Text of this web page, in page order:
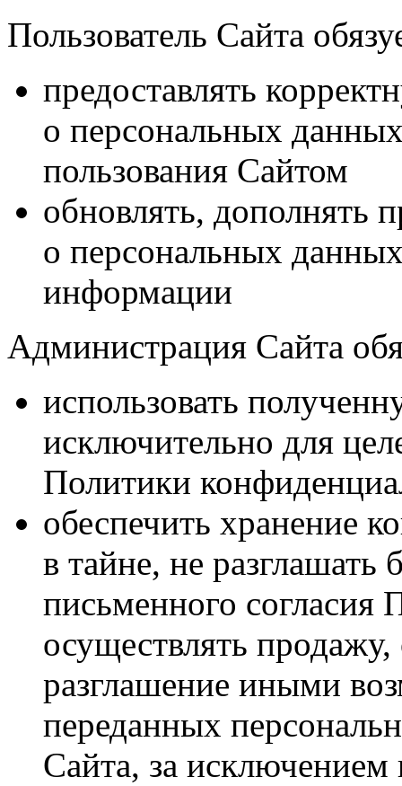
Пользователь Сайта
предоставлять
о персональных
пользования Сайтом
обновлять, дополнять
о персональных
информации
Администрация Сайта
использовать
исключительно для
Политики
обеспечить хранение
в тайне, не разглашать
письменного согласия
осуществлять
разглашение иными
переданных
Сайта, за